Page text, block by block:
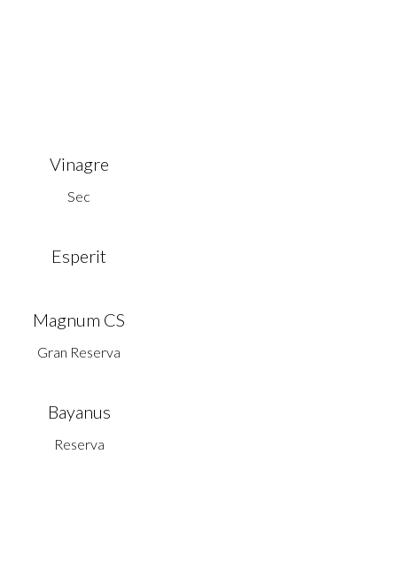
Vinagre
Sec
Esperit
Magnum CS
Gran Reserva
Bayanus
Reserva